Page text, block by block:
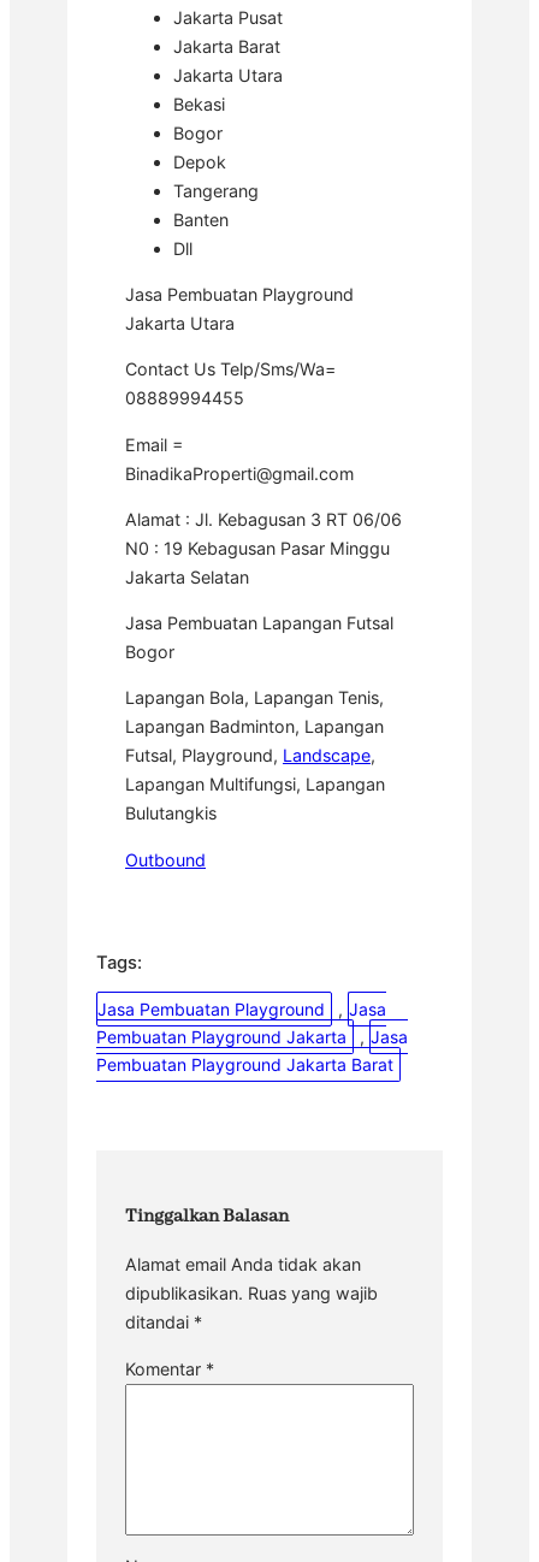
Jakarta Pusat
Jakarta Barat
Jakarta Utara
Bekasi
Bogor
Depok
Tangerang
Banten
Dll
Jasa Pembuatan Playground
Jakarta Utara
Contact Us Telp/Sms/Wa=
08889994455
Email =
BinadikaProperti@gmail.com
Alamat : Jl. Kebagusan 3 RT 06/06
N0 : 19 Kebagusan Pasar Minggu
Jakarta Selatan
Jasa Pembuatan Lapangan Futsal
Bogor
Lapangan Bola, Lapangan Tenis,
Lapangan Badminton, Lapangan
Futsal, Playground, Landscape,
Lapangan Multifungsi, Lapangan
Bulutangkis
Outbound
Tags:
Jasa Pembuatan Playground , Jasa
Pembuatan Playground Jakarta
, Jasa
Pembuatan Playground Jakarta Barat
Tinggalkan Balasan
Alamat email Anda tidak akan
dipublikasikan. Ruas yang wajib
ditandai *
Komentar *